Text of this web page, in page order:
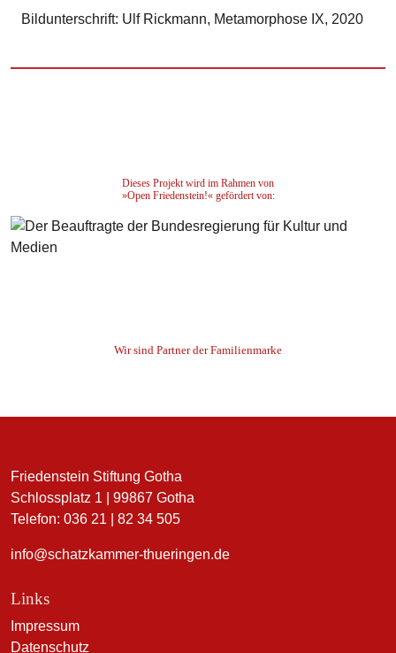
Bildunterschrift: Ulf Rickmann, Metamorphose IX, 2020
Dieses Projekt wird im Rahmen von
»Open Friedenstein!« gefördert von:
Wir sind Partner der Familienmarke
Friedenstein Stiftung Gotha
Schlossplatz 1 | 99867 Gotha
Telefon: 036 21 | 82 34 505
info@schatzkammer-thueringen.de
Links
Impressum
Datenschutz